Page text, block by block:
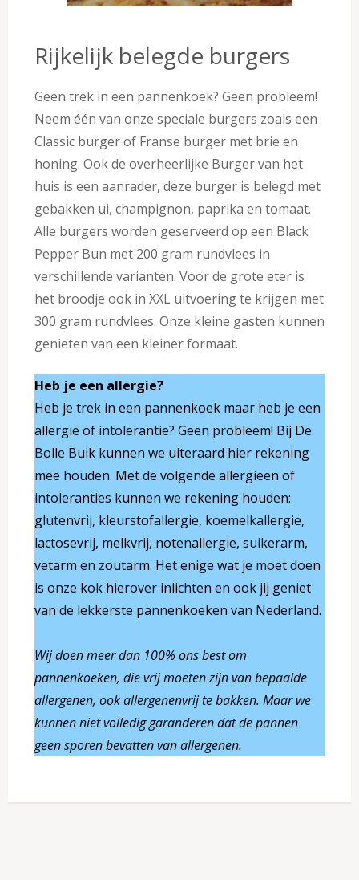
Rijkelijk belegde burgers
Geen trek in een pannenkoek? Geen probleem!
Neem één van onze speciale burgers zoals een
Classic burger of Franse burger met brie en
honing. Ook de overheerlijke Burger van het
huis is een aanrader, deze burger is belegd met
gebakken ui, champignon, paprika en tomaat.
Alle burgers worden geserveerd op een Black
Pepper Bun met 200 gram rundvlees in
verschillende varianten. Voor de grote eter is
het broodje ook in XXL uitvoering te krijgen met
300 gram rundvlees. Onze kleine gasten kunnen
genieten van een kleiner formaat.
Heb je een allergie?
Heb je trek in een pannenkoek maar heb je een
allergie of intolerantie? Geen probleem! Bij De
Bolle Buik kunnen we uiteraard hier rekening
mee houden. Met de volgende allergieën of
intoleranties kunnen we rekening houden:
glutenvrij, kleurstofallergie, koemelkallergie,
lactosevrij, melkvrij, notenallergie, suikerarm,
vetarm en zoutarm. Het enige wat je moet doen
is onze kok hierover inlichten en ook jij geniet
van de lekkerste pannenkoeken van Nederland.
Wij doen meer dan 100% ons best om
pannenkoeken, die vrij moeten zijn van bepaalde
allergenen, ook allergenenvrij te bakken. Maar we
kunnen niet volledig garanderen dat de pannen
geen sporen bevatten van allergenen.